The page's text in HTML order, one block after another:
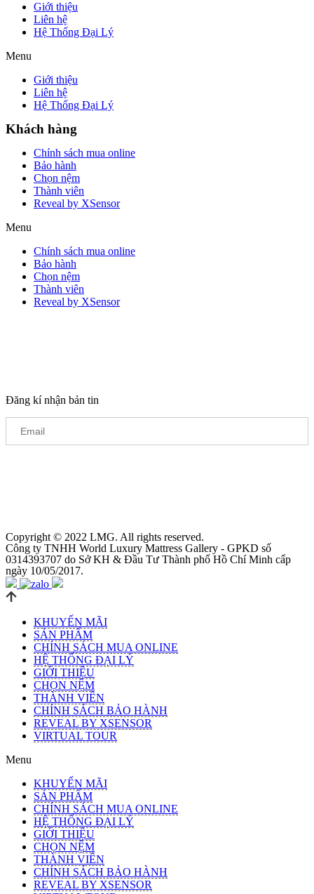
Giới thiệu
Liên hệ
Hệ Thống Đại Lý
Menu
Giới thiệu
Liên hệ
Hệ Thống Đại Lý
Khách hàng
Chính sách mua online
Bảo hành
Chọn nệm
Thành viên
Reveal by XSensor
Menu
Chính sách mua online
Bảo hành
Chọn nệm
Thành viên
Reveal by XSensor
Đăng kí nhận bản tin
Copyright © 2022 LMG. All rights reserved.
Công ty TNHH World Luxury Mattress Gallery - GPKD số
0314393707 do Sở KH & Đầu Tư Thành phố Hồ Chí Minh cấp
ngày 10/05/2017.
KHUYẾN MÃI
SẢN PHẨM
CHÍNH SÁCH MUA ONLINE
HỆ THỐNG ĐẠI LÝ
GIỚI THIỆU
CHỌN NỆM
THÀNH VIÊN
CHÍNH SÁCH BẢO HÀNH
REVEAL BY XSENSOR
VIRTUAL TOUR
Menu
KHUYẾN MÃI
SẢN PHẨM
CHÍNH SÁCH MUA ONLINE
HỆ THỐNG ĐẠI LÝ
GIỚI THIỆU
CHỌN NỆM
THÀNH VIÊN
CHÍNH SÁCH BẢO HÀNH
REVEAL BY XSENSOR